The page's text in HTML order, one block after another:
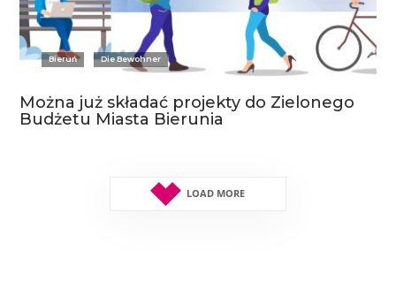
Bieruń Die Bewohner
Można już składać projekty do Zielonego
Budżetu Miasta Bierunia
LOAD MORE